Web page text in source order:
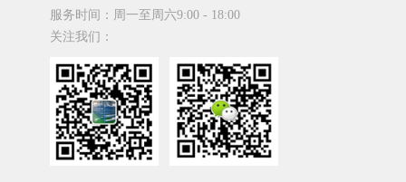
服务时间：周一至周六9:00 - 18:00
关注我们：